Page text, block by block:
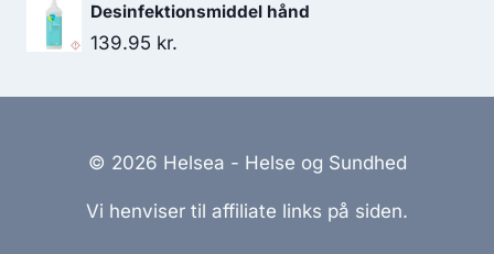
Desinfektionsmiddel hånd
139.95 kr.
© 2026 Helsea - Helse og Sundhed
Vi henviser til affiliate links på siden.